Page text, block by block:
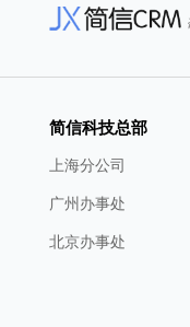
简信科技总部
上海分公司
广州办事处
北京办事处